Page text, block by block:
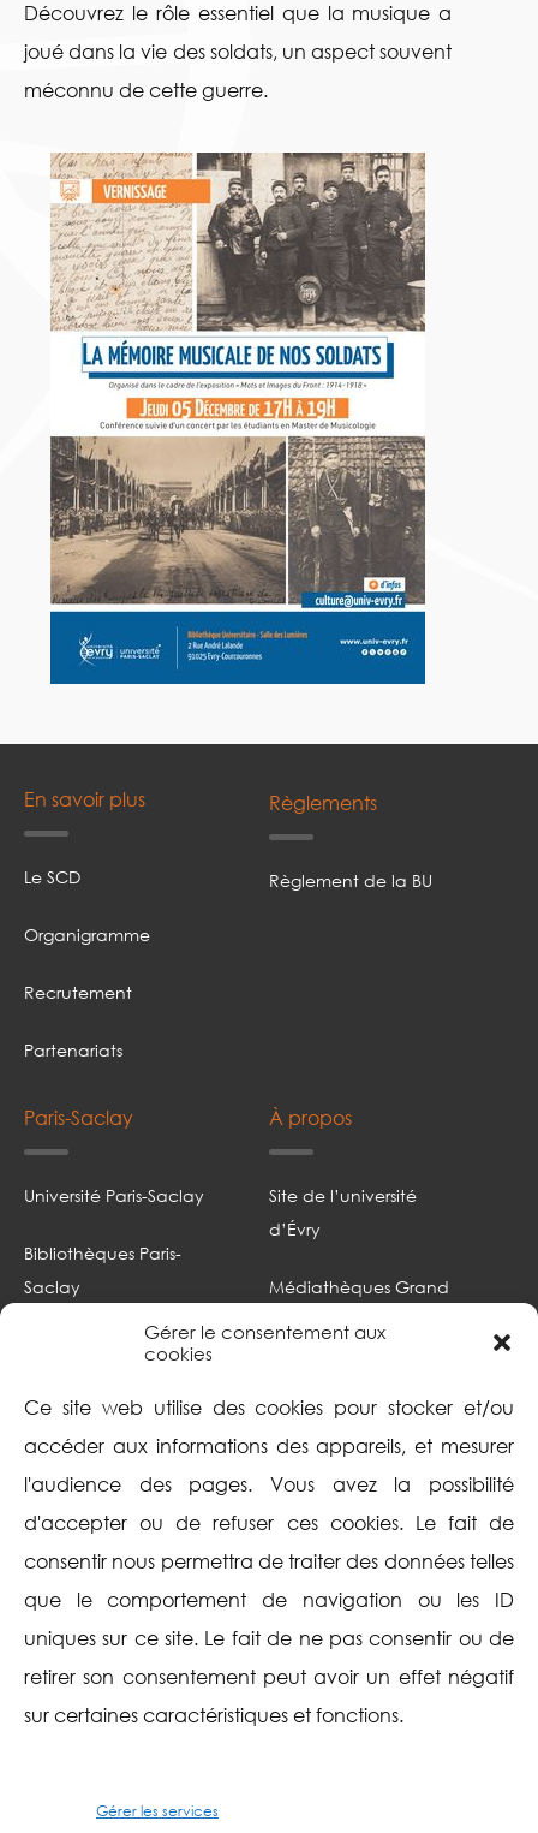
Gérer le consentement aux
cookies
Ce site web utilise des cookies pour stocker et/ou
accéder aux informations des appareils, et mesurer
l'audience des pages. Vous avez la possibilité
d'accepter ou de refuser ces cookies. Le fait de
consentir nous permettra de traiter des données telles
que le comportement de navigation ou les ID
uniques sur ce site. Le fait de ne pas consentir ou de
retirer son consentement peut avoir un effet négatif
sur certaines caractéristiques et fonctions.
Gérer les services
Découvrez le rôle essentiel que la musique a
joué dans la vie des soldats, un aspect souvent
méconnu de cette guerre.
En savoir plus
Le SCD
Organigramme
Recrutement
Partenariats
Règlements
Règlement de la BU
Paris-Saclay
Université Paris-Saclay
Bibliothèques Paris-
Saclay
Portail documentaire
À propos
Site de l’université
d’Évry
Médiathèques Grand
Mentions légales
Politique de cookies
(UE)
Aide
Plan du site
Suivez-nous
Twitter